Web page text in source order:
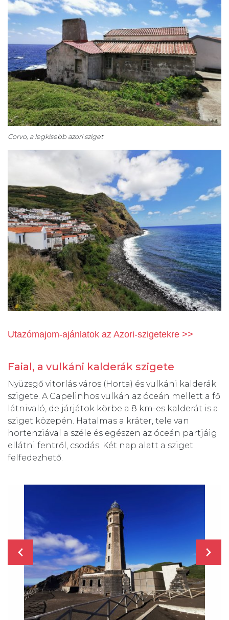
Corvo, a legkisebb azori sziget
Utazómajom-ajánlatok az Azori-szigetekre >>
Faial, a vulkáni kalderák szigete
Nyüzsgő vitorlás város (Horta) és vulkáni kalderák
szigete. A Capelinhos vulkán az óceán mellett a fő
látnivaló, de járjátok körbe a 8 km-es kalderát is a
sziget közepén. Hatalmas a kráter, tele van
hortenziával a széle és egészen az óceán partjáig
ellátni fentről, csodás. Két nap alatt a sziget
felfedezhető.